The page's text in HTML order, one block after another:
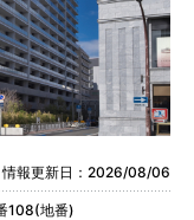
情報更新日：2026/08/06
108(地番)